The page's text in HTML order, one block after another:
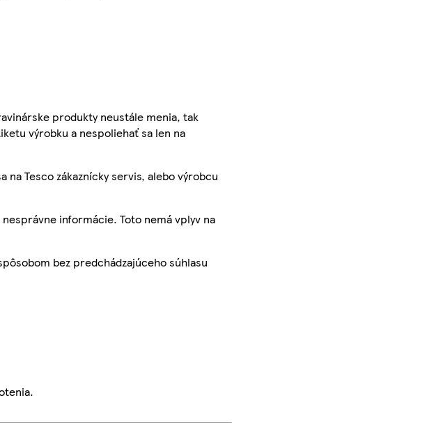
produkty neustále menia, tak
výrobku a nespoliehať sa len na
Tesco zákaznícky servis, alebo výrobcu
informácie. Toto nemá vplyv na
bez predchádzajúceho súhlasu